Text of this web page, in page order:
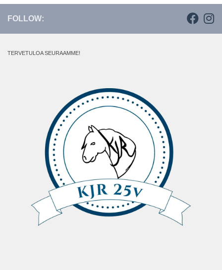
FOLLOW:
TERVETULOA SEURAAMME!